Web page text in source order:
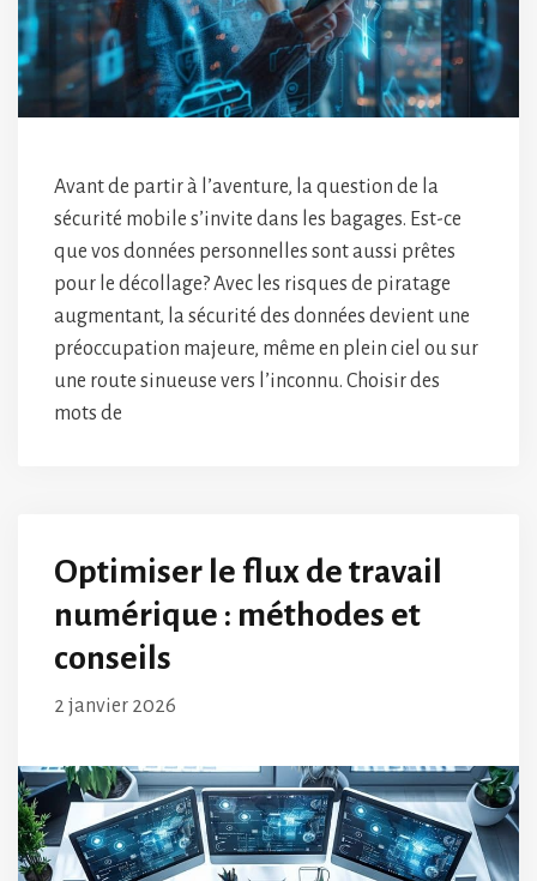
Avant de partir à l’aventure, la question de la
sécurité mobile s’invite dans les bagages. Est-ce
que vos données personnelles sont aussi prêtes
pour le décollage? Avec les risques de piratage
augmentant, la sécurité des données devient une
préoccupation majeure, même en plein ciel ou sur
une route sinueuse vers l’inconnu. Choisir des
mots de
Optimiser le flux de travail
numérique : méthodes et
conseils
2 janvier 2026